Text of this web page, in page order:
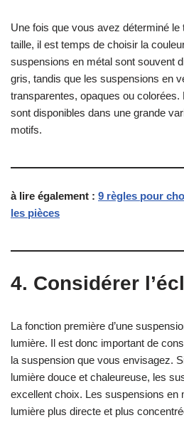
Une fois que vous avez déterminé
taille, il est temps de choisir la
suspensions en métal sont souvent
gris, tandis que les suspensions en
transparentes, opaques ou
sont disponibles dans une grande
motifs.
à lire également : 9 règles pour
les pièces
4. Considérer
La fonction première d’une
lumière. Il est donc important de
la suspension que vous envisagez.
lumière douce et chaleureuse, les
excellent choix. Les suspensions en
lumière plus directe et plus